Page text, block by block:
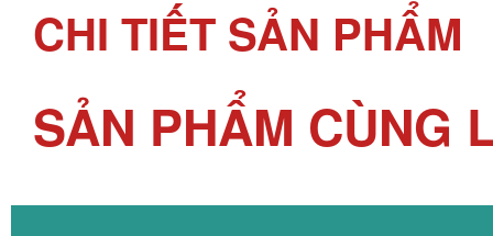
CHI TIẾT SẢN PHẨM
SẢN PHẨM CÙNG